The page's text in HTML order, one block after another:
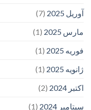
آوریل 2025
(7)
مارس 2025
(1)
فوریه 2025
(1)
ژانویه 2025
(1)
اکتبر 2024
(2)
سپتامبر 2024
(1)